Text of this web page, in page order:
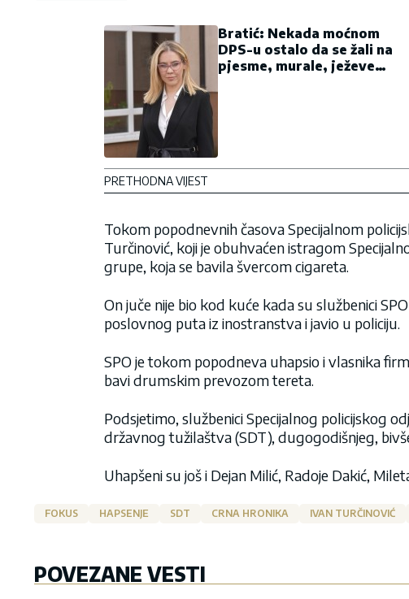
Bratić: Nekada moćnom
DPS-u ostalo da se žali na
pjesme, murale, ježeve…
PRETHODNA VIJEST
Tokom popodnevnih časova Specijalnom
Turčinović, koji je obuhvaćen istragom
grupe, koja se bavila švercom cigareta.
On juče nije bio kod kuće kada su službenici
poslovnog puta iz inostranstva i javio u policiju.
SPO je tokom popodneva uhapsio i vlasnika
bavi drumskim prevozom tereta.
Podsjetimo, službenici Specijalnog policijskog
državnog tužilaštva (SDT), dugogodišnjeg,
Uhapšeni su još i Dejan Milić, Radoje Dakić,
FOKUS HAPSENJE SDT CRNA HRONIKA IVAN TURČINOVIĆ
POVEZANE VESTI